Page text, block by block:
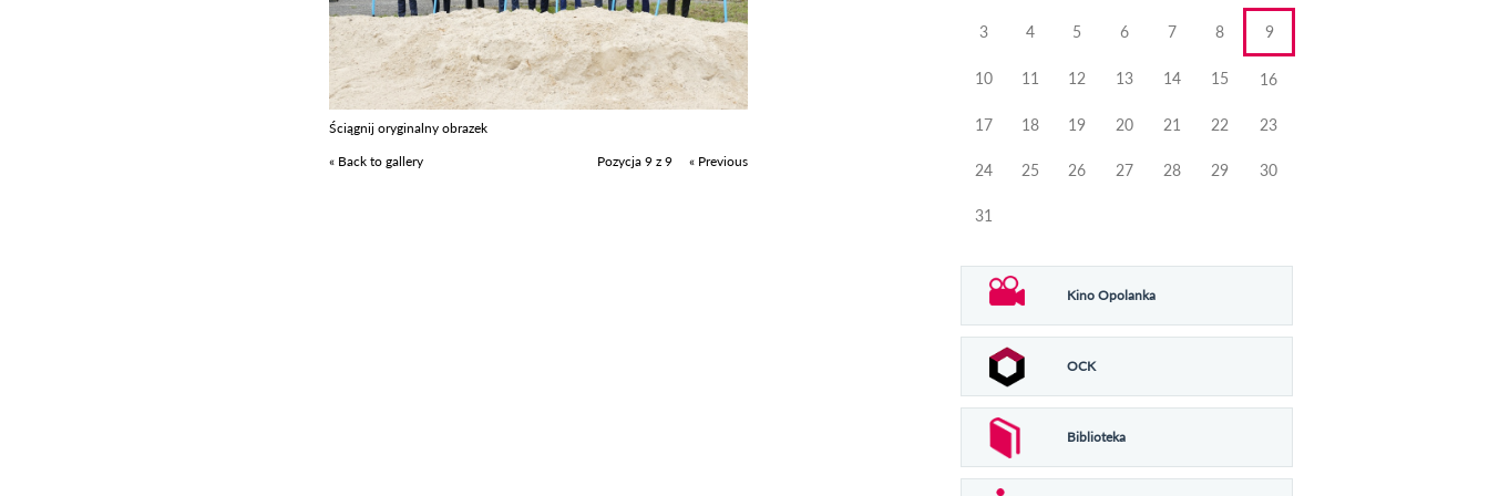
Ściągnij oryginalny obrazek
« Back to gallery
Pozycja 9 z 9 « Previous
3 4 5 6 7 8 9
10 11 12 13 14 15 16
17 18 19 20 21 22 23
24 25 26 27 28 29 30
31
Kino Opolanka
OCK
Biblioteka